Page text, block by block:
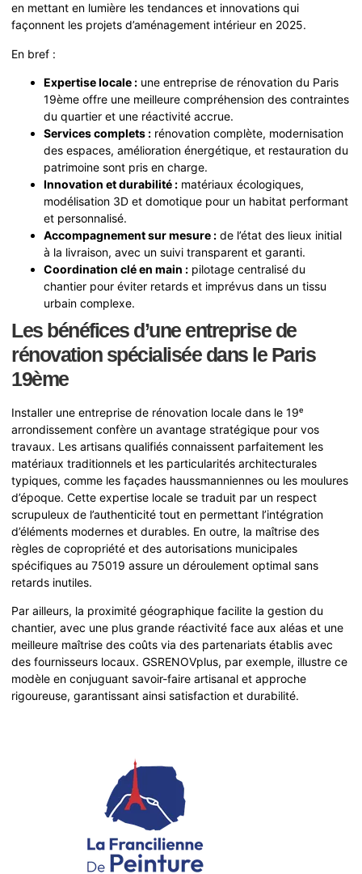
en mettant en lumière les tendances et innovations qui
façonnent les projets d’aménagement intérieur en 2025.
En bref :
Expertise locale : une entreprise de rénovation du Paris
19ème offre une meilleure compréhension des contraintes
du quartier et une réactivité accrue.
Services complets : rénovation complète, modernisation
des espaces, amélioration énergétique, et restauration du
patrimoine sont pris en charge.
Innovation et durabilité : matériaux écologiques,
modélisation 3D et domotique pour un habitat performant
et personnalisé.
Accompagnement sur mesure : de l’état des lieux initial
à la livraison, avec un suivi transparent et garanti.
Coordination clé en main : pilotage centralisé du
chantier pour éviter retards et imprévus dans un tissu
urbain complexe.
Les bénéfices d’une entreprise de
rénovation spécialisée dans le Paris
19ème
Installer une entreprise de rénovation locale dans le 19ᵉ
arrondissement confère un avantage stratégique pour vos
travaux. Les artisans qualifiés connaissent parfaitement les
matériaux traditionnels et les particularités architecturales
typiques, comme les façades haussmanniennes ou les moulures
d’époque. Cette expertise locale se traduit par un respect
scrupuleux de l’authenticité tout en permettant l’intégration
d’éléments modernes et durables. En outre, la maîtrise des
règles de copropriété et des autorisations municipales
spécifiques au 75019 assure un déroulement optimal sans
retards inutiles.
Par ailleurs, la proximité géographique facilite la gestion du
chantier, avec une plus grande réactivité face aux aléas et une
meilleure maîtrise des coûts via des partenariats établis avec
des fournisseurs locaux. GSRENOVplus, par exemple, illustre ce
modèle en conjuguant savoir-faire artisanal et approche
rigoureuse, garantissant ainsi satisfaction et durabilité.